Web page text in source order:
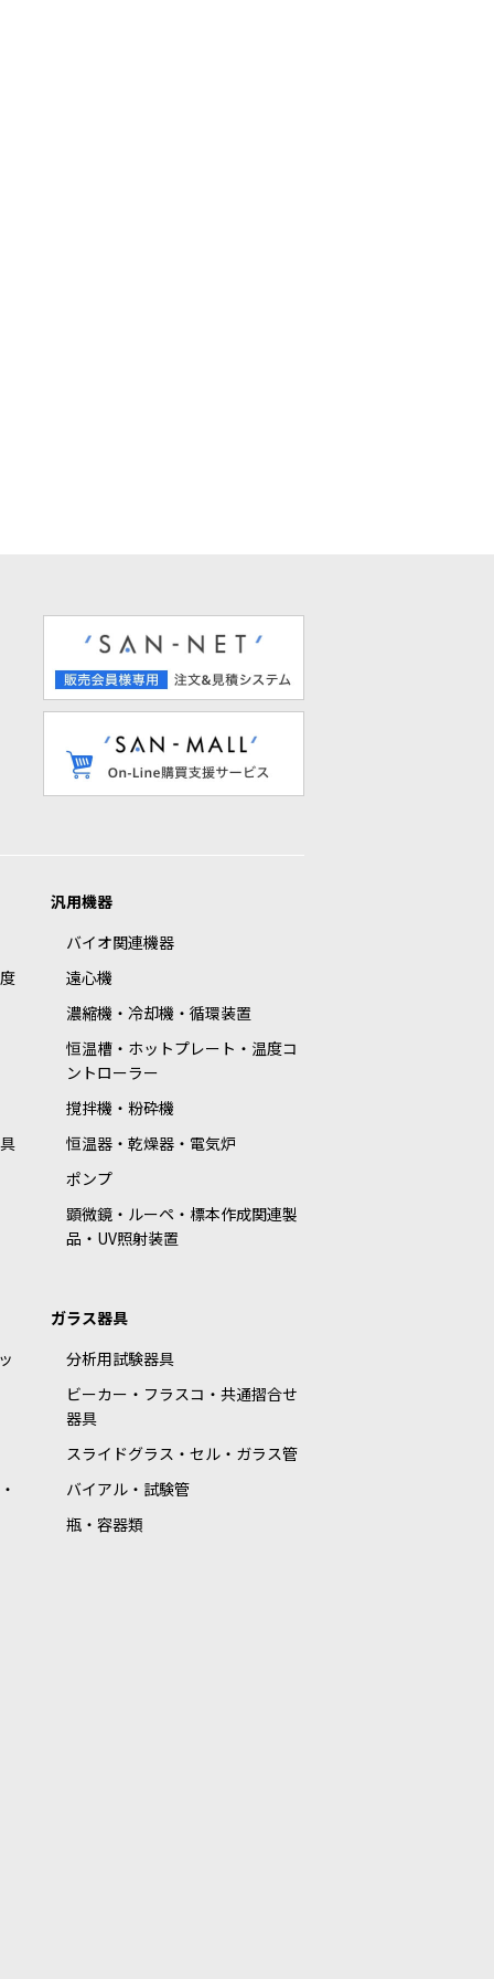
汎用機器
バイオ関連機器
遠心機
濃縮機・冷却機・循環装置
恒温槽・ホットプレート・温度コ
ントローラー
撹拌機・粉砕機
恒温器・乾燥器・電気炉
ポンプ
顕微鏡・ルーペ・標本作成関連製
品・UV照射装置
ガラス器具
分析用試験器具
ビーカー・フラスコ・共通摺合せ
器具
スライドグラス・セル・ガラス管
バイアル・試験管
瓶・容器類